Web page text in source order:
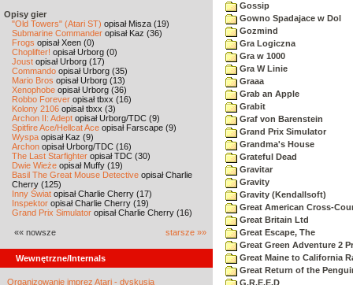
Opisy gier
"Old Towers" (Atari ST) opisał Misza (19)
Submarine Commander opisał Kaz (36)
Frogs opisał Xeen (0)
Choplifter! opisał Urborg (0)
Joust opisał Urborg (17)
Commando opisał Urborg (35)
Mario Bros opisał Urborg (13)
Xenophobe opisał Urborg (36)
Robbo Forever opisał tbxx (16)
Kolony 2106 opisał tbxx (3)
Archon II: Adept opisał Urborg/TDC (9)
Spitfire Ace/Hellcat Ace opisał Farscape (9)
Wyspa opisał Kaz (9)
Archon opisał Urborg/TDC (16)
The Last Starfighter opisał TDC (30)
Dwie Wieże opisał Muffy (19)
Basil The Great Mouse Detective opisał Charlie
Cherry (125)
Inny Świat opisał Charlie Cherry (17)
Inspektor opisał Charlie Cherry (19)
Grand Prix Simulator opisał Charlie Cherry (16)
«« nowsze starsze »»
Wewnętrzne/Internals
Organizowanie imprez Atari - dyskusja
Gossip
Gowno Spadajace w Dol
Gozmind
Gra Logiczna
Gra w 1000
Gra W Linie
Graaa
Grab an Apple
Grabit
Graf von Barenstein
Grand Prix Simulator
Grandma's House
Grateful Dead
Gravitar
Gravity
Gravity (Kendallsoft)
Great American Cross-
Great Britain Ltd
Great Escape, The
Great Green Adventure 2
Great Maine to California
Great Return of the
G.R.E.E.D